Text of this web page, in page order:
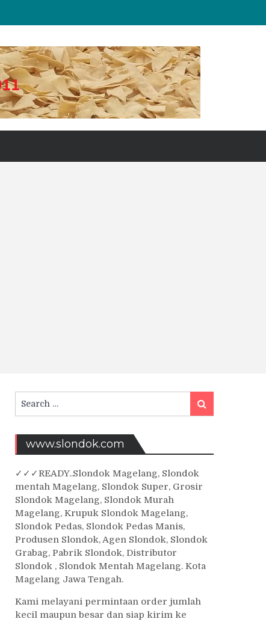
Search
for:
Search
www.slondok.com
✓ ✓✓READY..Slondok Magelang, Slondok
mentah Magelang, Slondok Super, Grosir
Slondok Magelang, Slondok Murah
Magelang, Krupuk Slondok Magelang,
Slondok Pedas, Slondok Pedas Manis,
Produsen Slondok, Agen Slondok, Slondok
Grabag, Pabrik Slondok, Distributor
Slondok , Slondok Mentah Magelang. Kota
Magelang Jawa Tengah.
Kami melayani permintaan order jumlah
kecil maupun besar dan siap kirim ke